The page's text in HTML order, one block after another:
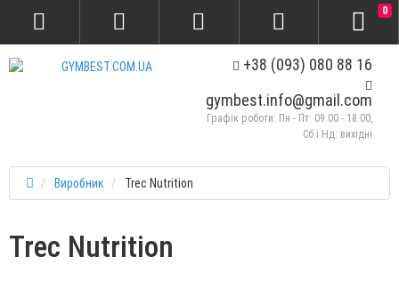
+38 (093) 080 88 16
gymbest.info@gmail.com
Графік роботи: Пн - Пт: 09.00 - 18.00,
Сб і Нд: вихідні
0
Виробник Trec Nutrition
Trec Nutrition